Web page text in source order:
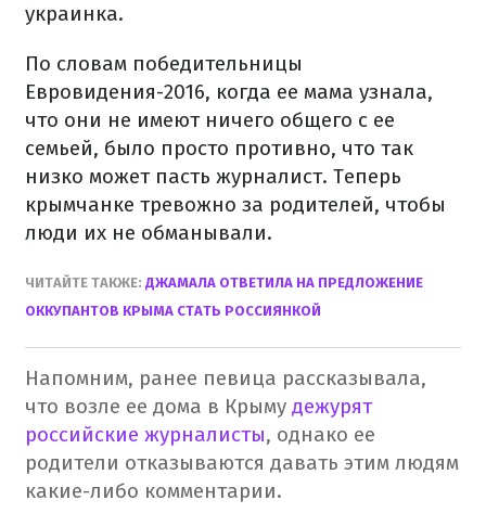
украинка.
По словам победительницы
Евровидения-2016, когда ее мама узнала,
что они не имеют ничего общего с ее
семьей, было просто противно, что так
низко может пасть журналист. Теперь
крымчанке тревожно за родителей, чтобы
люди их не обманывали.
ЧИТАЙТЕ ТАКЖЕ: ДЖАМАЛА ОТВЕТИЛА НА ПРЕДЛОЖЕНИЕ
ОККУПАНТОВ КРЫМА СТАТЬ РОССИЯНКОЙ
Напомним, ранее певица рассказывала,
что возле ее дома в Крыму дежурят
российские журналисты, однако ее
родители отказываются давать этим людям
какие-либо комментарии.